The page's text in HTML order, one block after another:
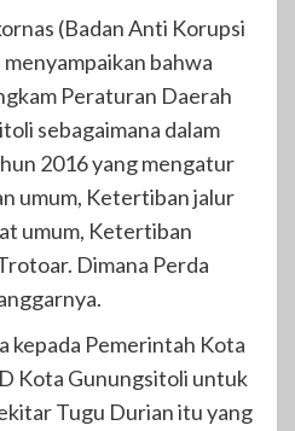
(Badan Anti Korupsi
bahwa
Peraturan Daerah
sebagaimana dalam
2016 yang mengatur
umum, Ketertiban jalur
umum, Ketertiban
Dimana Perda
kepada Pemerintah Kota
Kota Gunungsitoli untuk
Tugu Durian itu yang